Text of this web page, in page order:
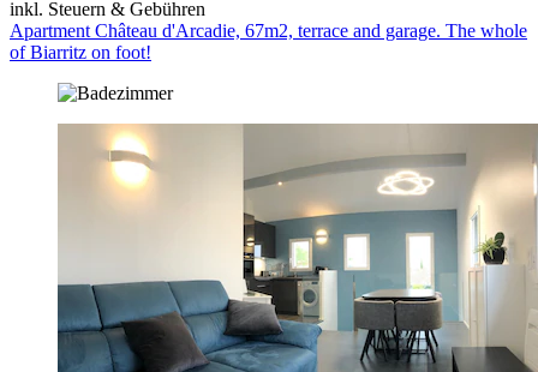
inkl. Steuern & Gebühren
Apartment Château d'Arcadie, 67m2, terrace and garage. The whole
of Biarritz on foot!